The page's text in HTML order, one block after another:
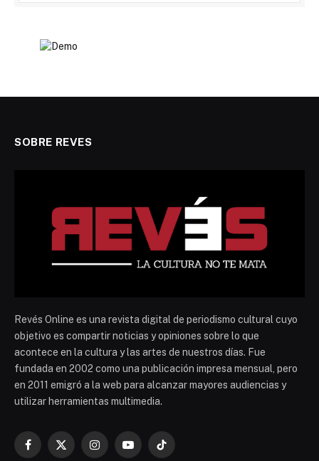
SOBRE REVES
Revés Online es una revista digital de periodismo cultural cuyo
objetivo es compartir noticias y opiniones sobre lo que
acontece en la cultura y las artes de nuestros días. Fue
fundada en 2002 como una publicación impresa mensual, pero
en 2011 emigró a la web para alcanzar mayores audiencias y
utilizar herramientas multimedia.
Facebook
X
InstagramYouTubeTikTok